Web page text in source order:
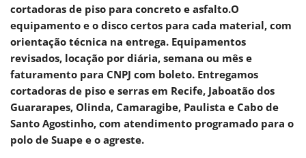
cortadoras de piso para concreto e asfalto.O
equipamento e o disco certos para cada material, com
orientação técnica na entrega. Equipamentos
revisados, locação por diária, semana ou mês e
faturamento para CNPJ com boleto. Entregamos
cortadoras de piso e serras em Recife, Jaboatão dos
Guararapes, Olinda, Camaragibe, Paulista e Cabo de
Santo Agostinho, com atendimento programado para o
polo de Suape e o agreste.